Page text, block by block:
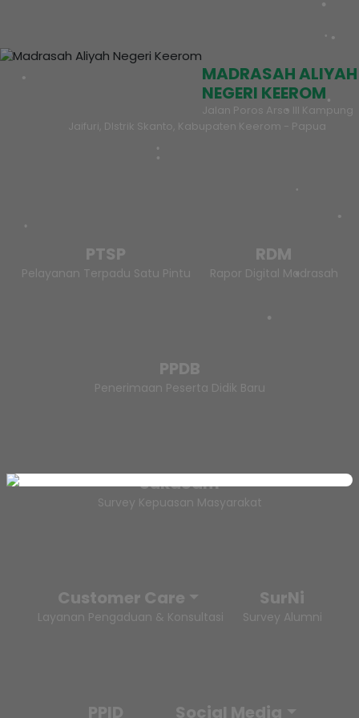
MADRASAH ALIYAH
NEGERI KEEROM
Jalan Poros Arso III Kampung
Jaifuri, DIstrik Skanto, Kabupaten Keerom - Papua
PTSP
Pelayanan Terpadu Satu Pintu
RDM
Rapor Digital Madrasah
PPDB
Penerimaan Peserta Didik Baru
SukaSam
Survey Kepuasan Masyarakat
Customer Care
Layanan Pengaduan & Konsultasi
SurNi
Survey Alumni
PPID Social Media